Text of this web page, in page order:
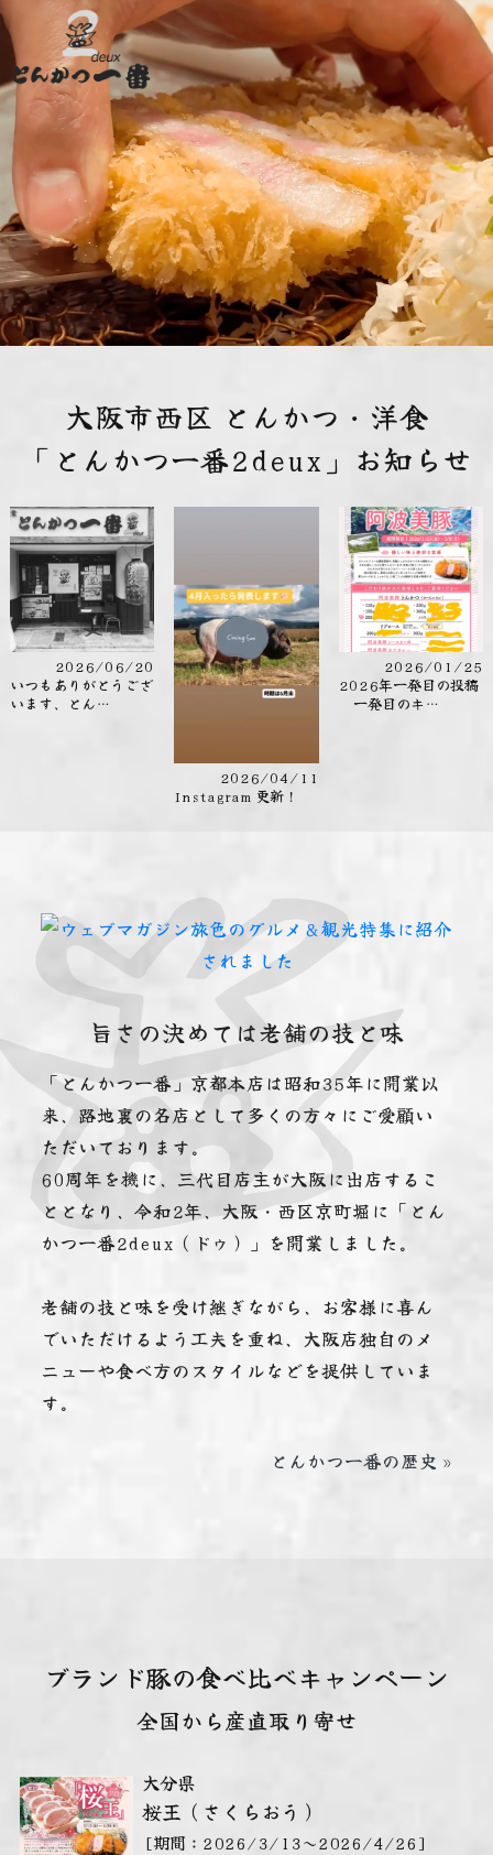
大阪市西区 とんかつ・洋食
「とんかつ一番2deux」お知らせ
2026/06/20
いつもありがとうござ
います、とん…
2026/04/11
Instagram 更新！
2026/01/25
2026年一発目の投稿
一発目のキ…
旨さの決めては老舗の技と味
「とんかつ一番」京都本店は昭和35年に開業以
来、路地裏の名店として多くの方々にご愛顧い
ただいております。
60周年を機に、三代目店主が大阪に出店するこ
ととなり、令和2年、大阪・西区京町堀に「とん
かつ一番2deux（ドゥ）」を開業しました。
老舗の技と味を受け継ぎながら、お客様に喜ん
でいただけるよう工夫を重ね、大阪店独自のメ
ニューや食べ方のスタイルなどを提供していま
す。
とんかつ一番の歴史 »
ブランド豚の食べ比べキャンペーン
全国から産直取り寄せ
大分県
桜王（さくらおう）
[期間： 2026/3/13～2026/4/26]